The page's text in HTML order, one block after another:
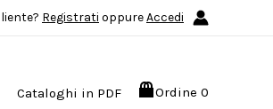
Registrati oppureAccedi
Cataloghi in PDF Ordine 0